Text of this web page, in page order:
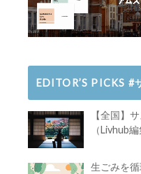
EDITOR’S PICKS #
【全国】
（Livhub
生ごみを